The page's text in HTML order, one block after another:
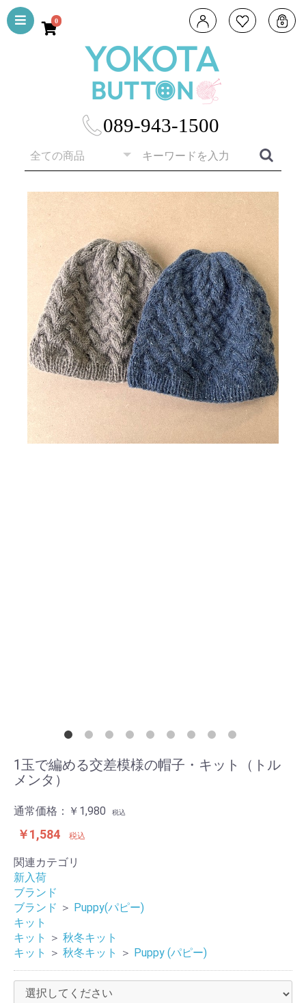
089-943-1500
0
1玉で編める交差模様の帽子・キット（トル
メンタ）
通常価格： ￥1,980 税込
￥1,584 税込
関連カテゴリ
新入荷
ブランド
ブランド ＞ Puppy(パピー)
キット
キット
＞ 秋冬キット
キット
＞ 秋冬キット ＞ Puppy (パピー)